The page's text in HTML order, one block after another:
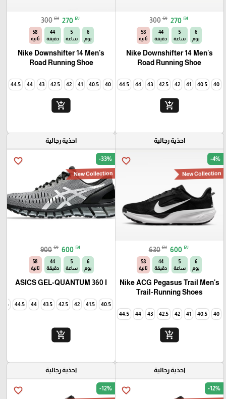
300 ₪ 270 ₪
6
يوم
5
ساعة
44
دقيقة
56
ثانية
Nike Downshifter 14 Men's
Road Running Shoe
40
40.5
41
42
42.5
43
44
44.5
45
add_shopping_cart
300 ₪ 270 ₪
6
يوم
5
ساعة
44
دقيقة
56
ثانية
Nike Downshifter 14 Men's
Road Running Shoe
40
40.5
41
42
42.5
43
44
44.5
add_shopping_cart
احذية رجالية
favorite_border -4%
New Collection
630 ₪ 600 ₪
6
يوم
5
ساعة
44
دقيقة
56
ثانية
Nike ACG Pegasus Trail Men's
Trail-Running Shoes
40
40.5
41
42
42.5
43
44
44.5
add_shopping_cart
احذية رجالية
favorite_border -33%
New Collection
900 ₪ 600 ₪
6
يوم
5
ساعة
44
دقيقة
56
ثانية
ASICS GEL-QUANTUM 360 I
40.5
41.5
42
42.5
43.5
44
44.5
45
add_shopping_cart
احذية رجالية
favorite_border -12%
احذية رجالية
favorite_border -12%